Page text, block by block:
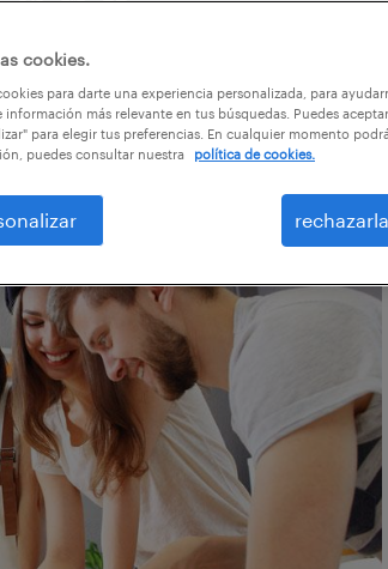
cookies.
para darte una experiencia personalizada, para
información más relevante en tus búsquedas. Puedes
para elegir tus preferencias. En cualquier momento
puedes consultar nuestra
política de cookies.